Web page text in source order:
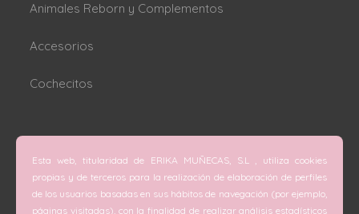
Animales Reborn y Complementos
Accesorios
Cochecitos
C/ San Vicente Mártir nº 74 (Valencia).
C/ Doctor Melis nº 6 (Grao de Gandía).
Esta web, titularidad de ERIKA MUÑECAS, S.L , utiliza cookies
propias y de terceros para la realización de elaboración de perfiles
de los usuarios basadas en sus hábitos de navegación (por ejemplo,
páginas visitadas), con la finalidad de realizar análisis estadísticos